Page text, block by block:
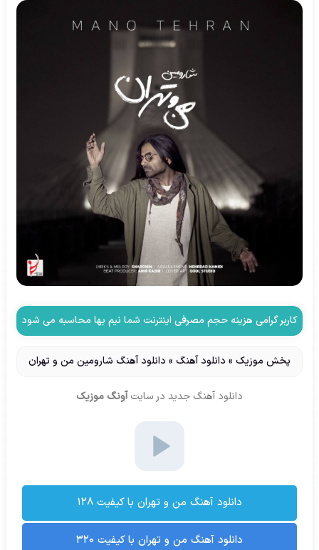
کاربر گرامی هزینه حجم مصرفی اینترنت شما نیم بها محاسبه می شود
پخش موزیک» دانلود آهنگ» دانلود آهنگ شارومین من و تهران
دانلود آهنگ جدید در سایت آونگ موزیک
دانلود آهنگ من و تهران با کیفیت ۱۲۸
دانلود آهنگ من و تهران با کیفیت ۳۲۰